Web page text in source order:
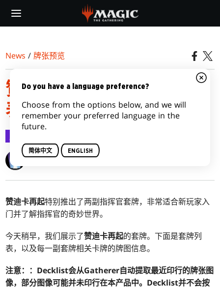
main
News / 牌张预览
赞迪卡再起指挥官套牌列
表
Wizards of the Coast
赞迪卡再起特别推出了两副指挥官套牌，非常适合新玩家入
门并了解指挥官的奇妙世界。
今天稍早，我们展示了赞迪卡再起的套牌。下面是套牌列
表，以及每一副套牌相关卡牌的牌图信息。
注意：：Decklist会从Gatherer自动提取最近印行的牌张图
像，部分图像可能并未印行在本产品中。Decklist并不会按
Do you have a language preference?
Choose from the options below, and we will
remember your preferred language in the
future.
简体中文 ENGLISH